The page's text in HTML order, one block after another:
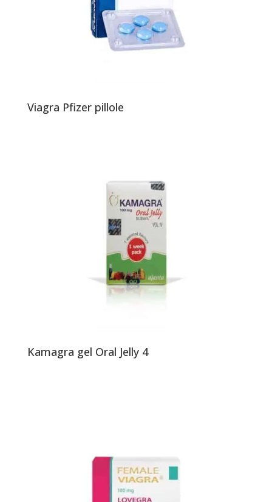
Viagra Pfizer pillole
Kamagra gel Oral Jelly 4